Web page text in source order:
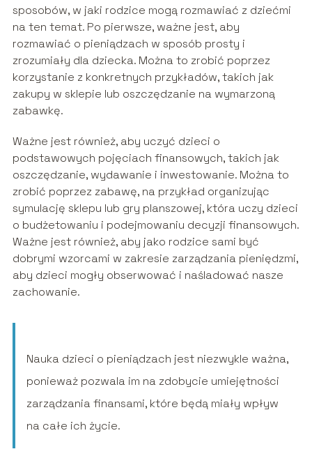
sposobów, w jaki rodzice mogą rozmawiać z dziećmi
na ten temat. Po pierwsze, ważne jest, aby
rozmawiać o pieniądzach w sposób prosty i
zrozumiały dla dziecka. Można to zrobić poprzez
korzystanie z konkretnych przykładów, takich jak
zakupy w sklepie lub oszczędzanie na wymarzoną
zabawkę.
Ważne jest również, aby uczyć dzieci o
podstawowych pojęciach finansowych, takich jak
oszczędzanie, wydawanie i inwestowanie. Można to
zrobić poprzez zabawę, na przykład organizując
symulację sklepu lub gry planszowej, która uczy dzieci
o budżetowaniu i podejmowaniu decyzji finansowych.
Ważne jest również, aby jako rodzice sami być
dobrymi wzorcami w zakresie zarządzania pieniędzmi,
aby dzieci mogły obserwować i naśladować nasze
zachowanie.
Nauka dzieci o pieniądzach jest niezwykle ważna,
ponieważ pozwala im na zdobycie umiejętności
zarządzania finansami, które będą miały wpływ
na całe ich życie.